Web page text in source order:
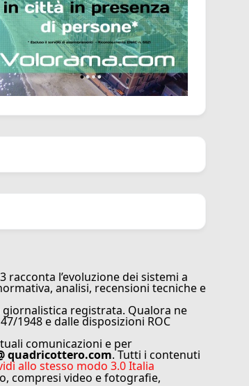
l’evoluzione dei sistemi a
analisi, recensioni tecniche e
registrata. Qualora ne
1948 e dalle disposizioni ROC
comunicazioni e per
quadricottero.com. Tutti i contenuti
allo stesso modo 3.0 Italia
compresi video e fotografie,